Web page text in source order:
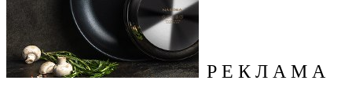
Р Е К Л А М А